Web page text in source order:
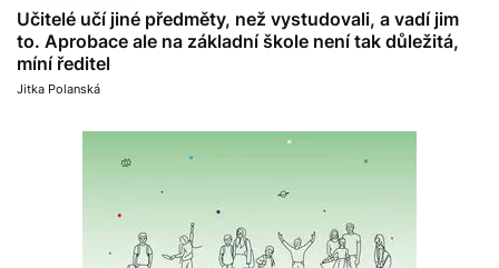
Učitelé učí jiné předměty, než vystudovali, a vadí jim
to. Aprobace ale na základní škole není tak důležitá,
míní ředitel
Jitka Polanská